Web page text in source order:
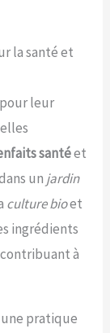
la santé et
leur
santéet
un jardin
culture bioet
ingrédients
à
pratique